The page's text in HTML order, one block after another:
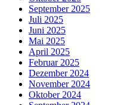
September 2025
Juli 2025
Juni 2025
Mai 2025
April 2025
Februar 2025
Dezember 2024
November 2024
Oktober 2024